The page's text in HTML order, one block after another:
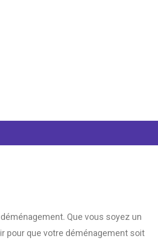
Que vous soyez un
pour que votre déménagement soit